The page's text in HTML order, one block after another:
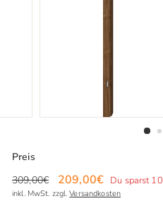
Preis
Normaler
Preis
309,00€309,00€
Sonderpreis
209,00€ 209,00€
Du sparst
inkl. MwSt. zzgl.Versandkosten